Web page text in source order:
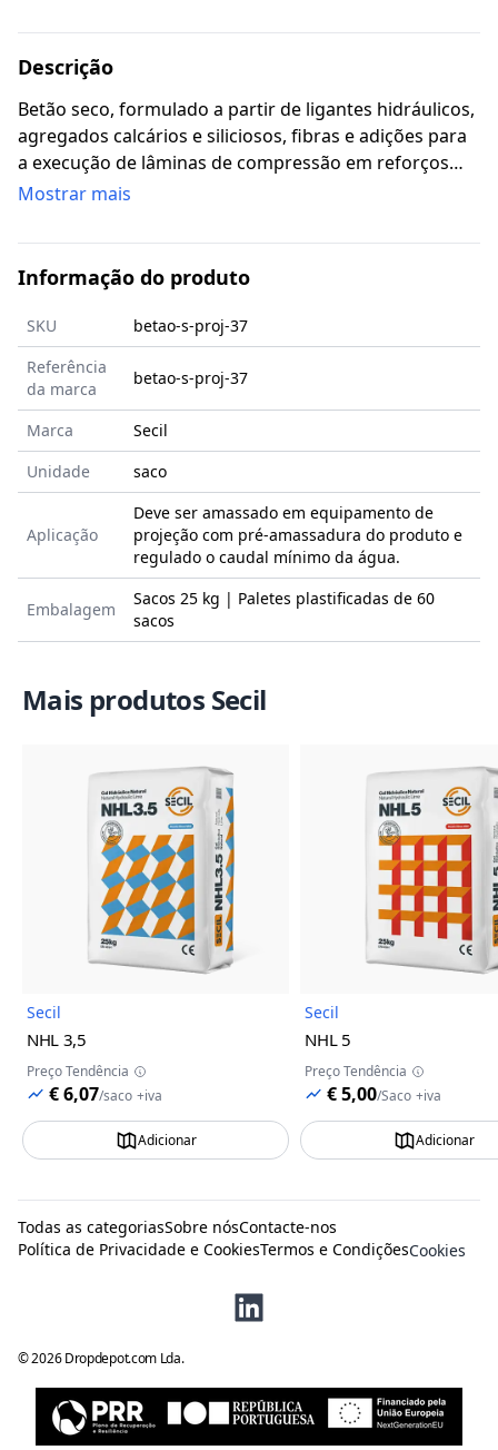
Descrição
Betão seco, formulado a partir de ligantes hidráulicos,
agregados calcários e siliciosos, fibras e adições para
a execução de lâminas de compressão em reforços
estruturais. Cumpre com os requisitos de resistência à
Mostrar mais
Informação do produto
SKU
betao-s-proj-37
Referência
da marca
betao-s-proj-37
Marca
Secil
Unidade
saco
Aplicação
Deve ser amassado em equipamento de
projeção com pré-amassadura do produto e
regulado o caudal mínimo da água.
Embalagem
Sacos 25 kg | Paletes plastificadas de 60
sacos
Mais produtos Secil
Imagem do Produto
Secil
NHL 3,5
Preço Tendência
€ 6,07/saco +iva
Adicionar
Secil
NHL 5
Preço Tendência
€ 5,00/Saco +iva
Adicionar
©2026 Dropdepot.com Lda.
Todas as categoriasSobre nósContacte-nos
Política de Privacidade e CookiesTermos e CondiçõesCookies